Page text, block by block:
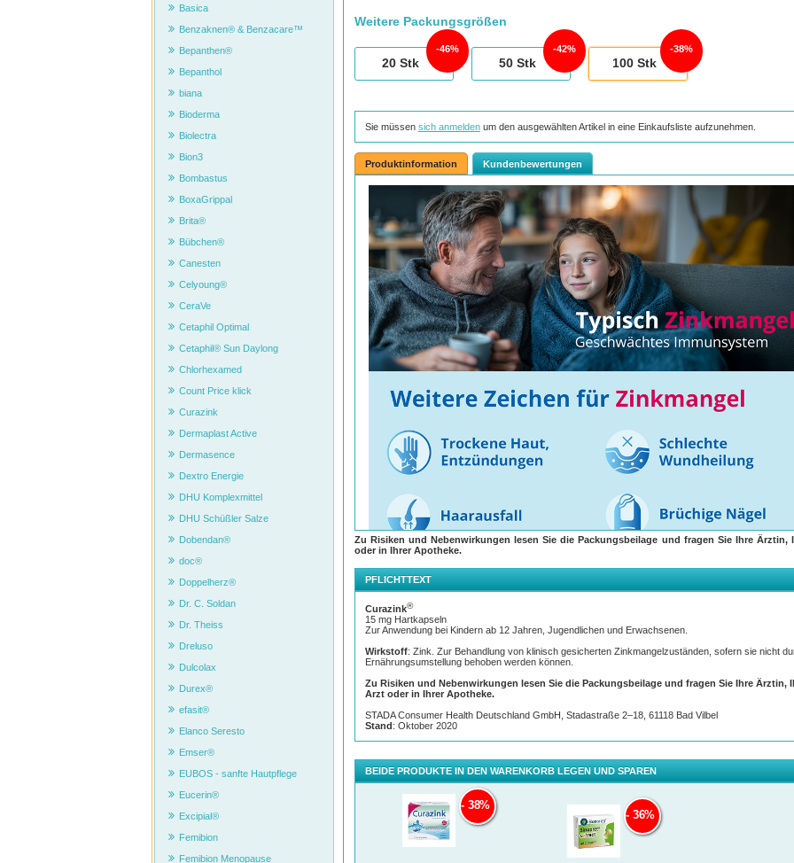
Weitere Packungsgrößen
20Stk
46%
50Stk
42%
100Stk
38%
Sie müssen sich anmeldenum den ausgewählten Artikel in eine Einkaufsliste aufzunehmen.
Produktinformation Kundenbewertungen
Zu Risiken und Nebenwirkungen lesen Sie die Packungsbeilage und fragen Sie Ihre Ärztin,
oder in Ihrer Apotheke.
PFLICHTTEXT
Curazink®
15 mg Hartkapseln
Zur Anwendung bei Kindern ab 12 Jahren, Jugendlichen und Erwachsenen.
Wirkstoff: Zink. Zur Behandlung von klinisch gesicherten Zinkmangelzuständen, sofern sie nicht
Ernährungsumstellung behoben werden können.
Zu Risiken und Nebenwirkungen lesen Sie die Packungsbeilage und fragen Sie Ihre Ärztin,
Arzt oder in Ihrer Apotheke.
STADA Consumer Health Deutschland GmbH, Stadastraße 2–18, 61118 Bad Vilbel
Stand : Oktober 2020
BEIDE PRODUKTE IN DEN WARENKORB LEGEN UND SPAREN
38%
36%
Basica
Benzaknen® & Benzacare™
Bepanthen®
Bepanthol
biana
Bioderma
Biolectra
Bion3
Bombastus
BoxaGrippal
Brita®
Bübchen®
Canesten
Celyoung®
CeraVe
Cetaphil Optimal
Cetaphil® Sun Daylong
Chlorhexamed
Count Price klick
Curazink
Dermaplast Active
Dermasence
Dextro Energie
DHU Komplexmittel
DHU Schüßler Salze
Dobendan®
doc®
Doppelherz®
Dr. C. Soldan
Dr. Theiss
Dreluso
Dulcolax
Durex®
efasit®
Elanco Seresto
Emser®
EUBOS - sanfte Hautpflege
Eucerin®
Excipial®
Femibion
Femibion Menopause